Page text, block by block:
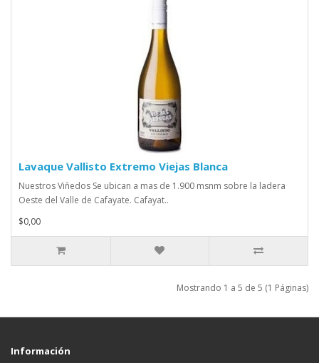
Lavaque Vallisto Extremo Viejas Blanca
Nuestros Viñedos Se ubican a mas de 1.900 msnm sobre la ladera
Oeste del Valle de Cafayate. Cafayat..
$0,00
Mostrando 1 a 5 de 5 (1 Páginas)
Información